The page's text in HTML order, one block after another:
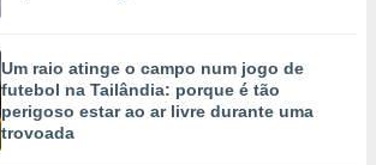
Um raio atinge o campo num jogo de
futebol na Tailândia: porque é tão
perigoso estar ao ar livre durante uma
trovoada